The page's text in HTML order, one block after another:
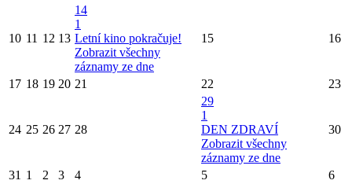
10 11 12 13
14
1
Letní kino pokračuje!
Zobrazit všechny
záznamy ze dne
15 16
17 18 19 20 21 22 23
24 25 26 27 28
29
1
DEN ZDRAVÍ
Zobrazit všechny
záznamy ze dne
30
31 1 2 3 4 5 6